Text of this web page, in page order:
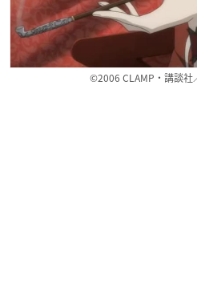
©2006 CLAMP・講談社